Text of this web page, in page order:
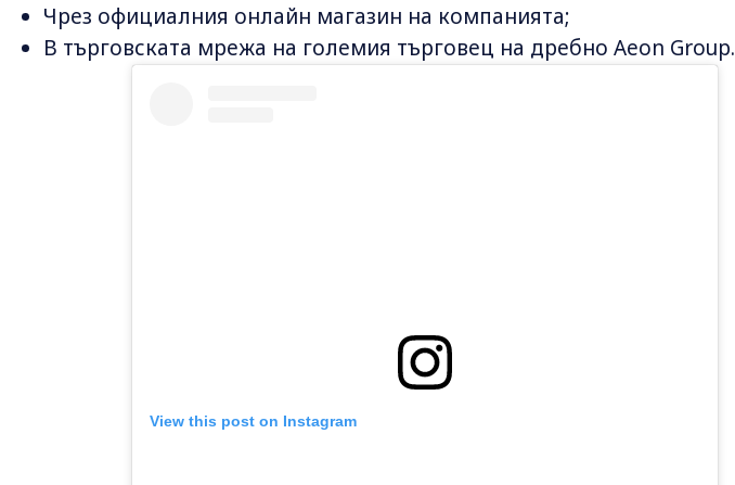
Чрез официалния онлайн магазин на компанията;
В търговската мрежа на големия търговец на дребно Aeon Group.
View this post on Instagram